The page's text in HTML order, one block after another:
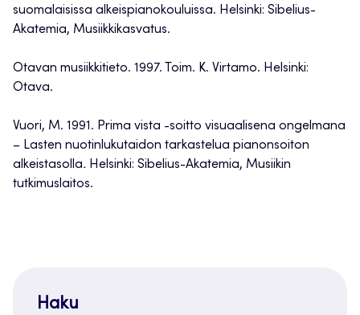
suomalaisissa alkeispianokouluissa. Helsinki: Sibelius-
Akatemia, Musiikkikasvatus.
Otavan musiikkitieto. 1997. Toim. K. Virtamo. Helsinki:
Otava.
Vuori, M. 1991. Prima vista -soitto visuaalisena ongelmana
– Lasten nuotinlukutaidon tarkastelua pianonsoiton
alkeistasolla. Helsinki: Sibelius-Akatemia, Musiikin
tutkimuslaitos.
Haku